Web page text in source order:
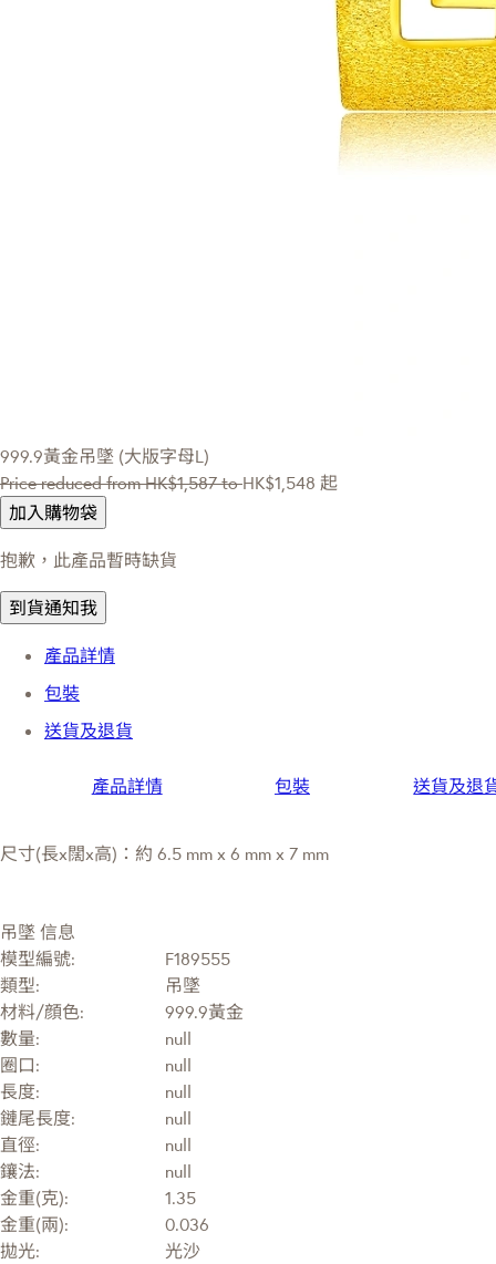
999.9黃金吊墜 (大版字母L)
Price reduced fromHK$1,587 toHK$1,548 起
加入購物袋
抱歉，此產品暫時缺貨
到貨通知我
產品詳情
包裝
送貨及退貨
產品詳情 包裝 送貨及退
尺寸(長x闊x高)：約 6.5 mm x 6 mm x 7 mm
吊墜 信息
模型編號:
F189555
類型:
吊墜
材料/顔色:
999.9黃金
數量:
null
圈口:
null
長度:
null
鏈尾長度:
null
直徑:
null
鑲法:
null
金重(克):
1.35
金重(兩):
0.036
拋光:
光沙